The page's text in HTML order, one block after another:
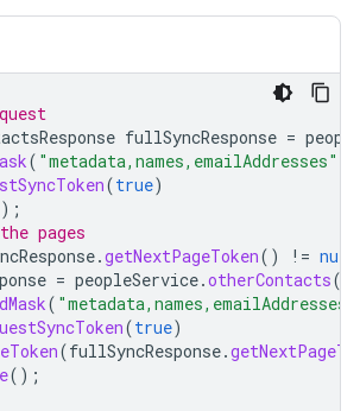
fullSyncResponse =
( "metadata,names,emailAddresses"
(true)
pages
.getNextPageToken() != null
= peopleService.otherContacts
( "metadata,names,emailAddresses"
(true)
(fullSyncResponse.
();